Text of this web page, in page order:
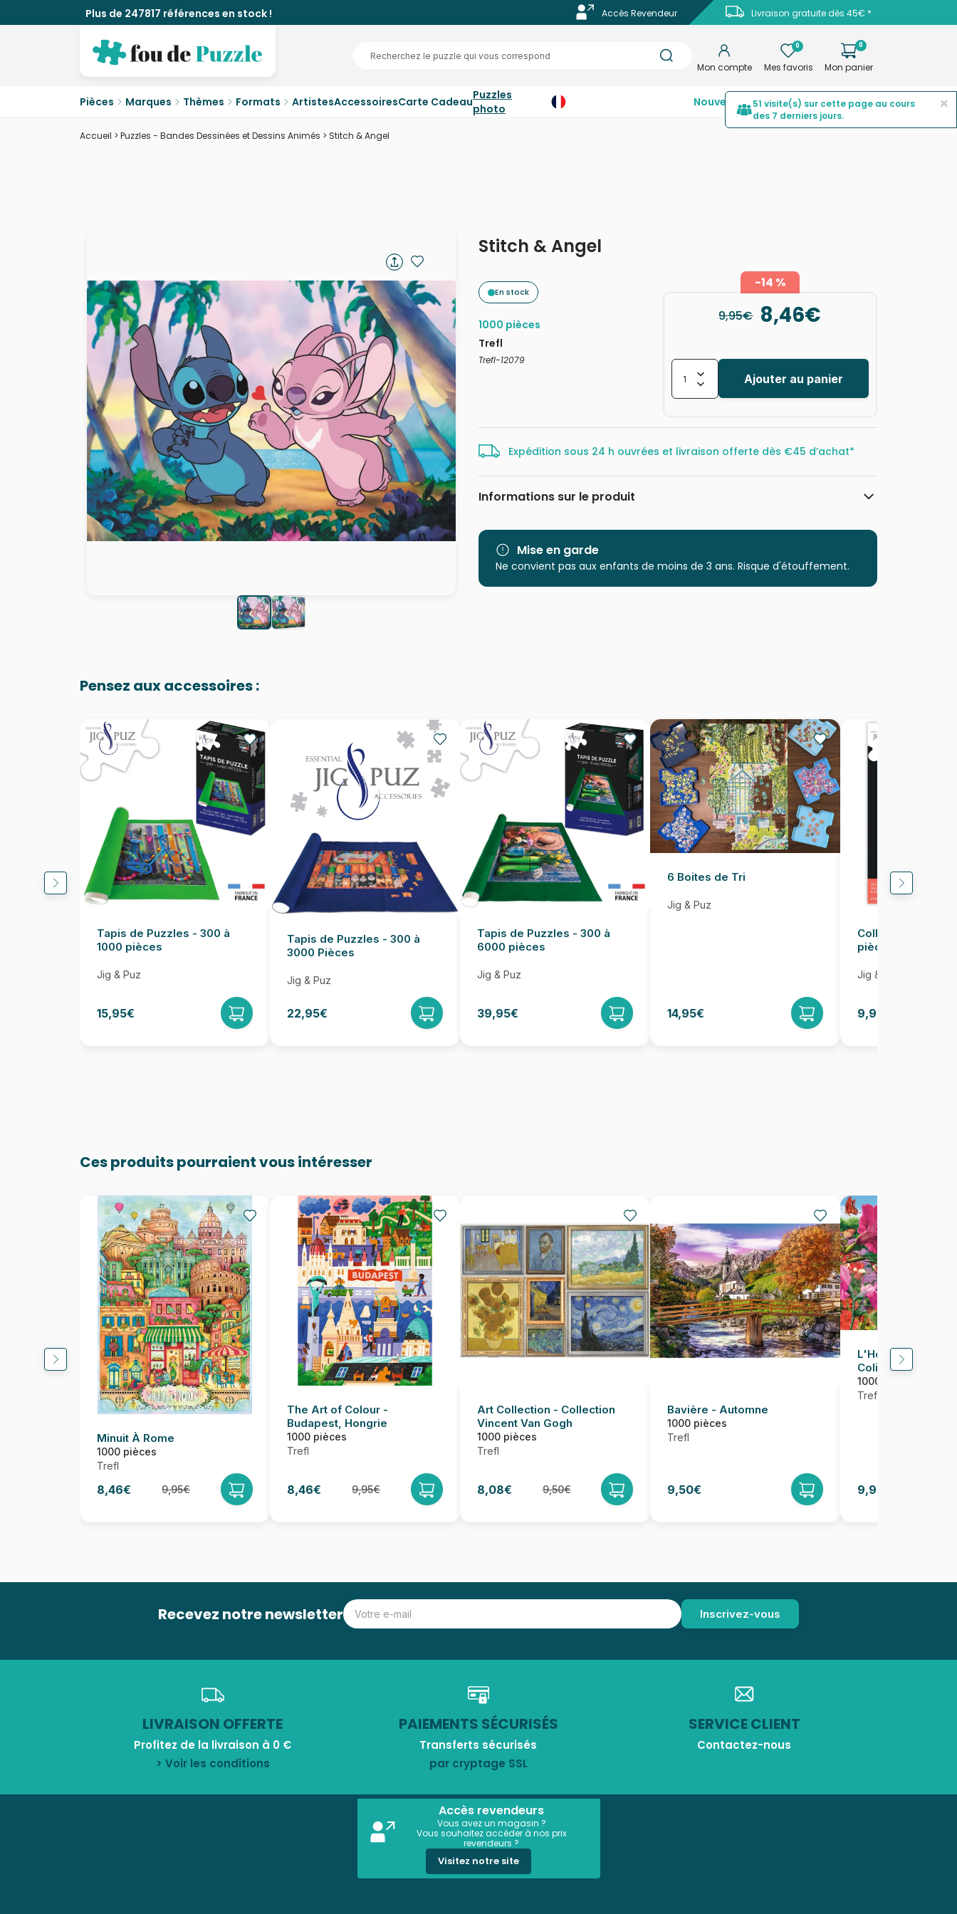
Plus de 247817 références en stock ! Livraison gratuite dès 45€ *
Accès Revendeur
Mon compte
0
Mes favoris
0
Mon panier
Pièces Marques Thèmes Formats ArtistesAccessoiresCarte CadeauPuzzles
photo
NouveautésTop ventesPromotions
Accueil > Puzzles - Bandes Dessinées et Dessins Animés > Stitch & Angel
Stitch & Angel
En stock
1000 pièces
Trefl
Trefl-12079
-14 %
9,95€ 8,46€
Ajouter au panier
Expédition sous 24 h ouvrées et livraison offerte dès €45 d’achat*
Informations sur le produit
Catégorie
Animés
Age
Puzzle pour Adultes (500 à 48.000
Mise en garde
Ne convient pas aux enfants de moins de 3 ans. Risque d'étouffement.
Pensez aux accessoires :
Tapis de Puzzles - 300 à
1000 pièces
Jig & Puz
15,95€
Tapis de Puzzles - 300 à
3000 Pièces
Jig & Puz
22,95€
Tapis de Puzzles - 300 à
6000 pièces
Jig & Puz
39,95€
6 Boites de Tri
Jig & Puz
14,95€
Colle pour Puzzle
pièces
Jig & Puz
9,95€
Ces produits pourraient vous intéresser
Minuit À Rome
1000 pièces
Trefl
8,46€ 9,95€
The Art of Colour -
Budapest, Hongrie
1000 pièces
Trefl
8,46€ 9,95€
Art Collection - Collection
Vincent Van Gogh
1000 pièces
Trefl
8,08€ 9,50€
Bavière - Automne
1000 pièces
Trefl
9,50€
L'Heure Du Thé :
Colibris
1000 pièces
Trefl
9,95€
Recevez notre newsletter
LIVRAISON OFFERTE
Profitez de la livraison à 0 €
> Voir les conditions
PAIEMENTS SÉCURISÉS
Transferts sécurisés
par cryptage SSL
SERVICE CLIENT
Contactez-nous
Accès revendeurs
Vous avez un magasin ?
Vous souhaitez accéder à nos prix
revendeurs ?
Visitez notre site
×
51 visite(s) sur cette page au cours
des 7 derniers jours.